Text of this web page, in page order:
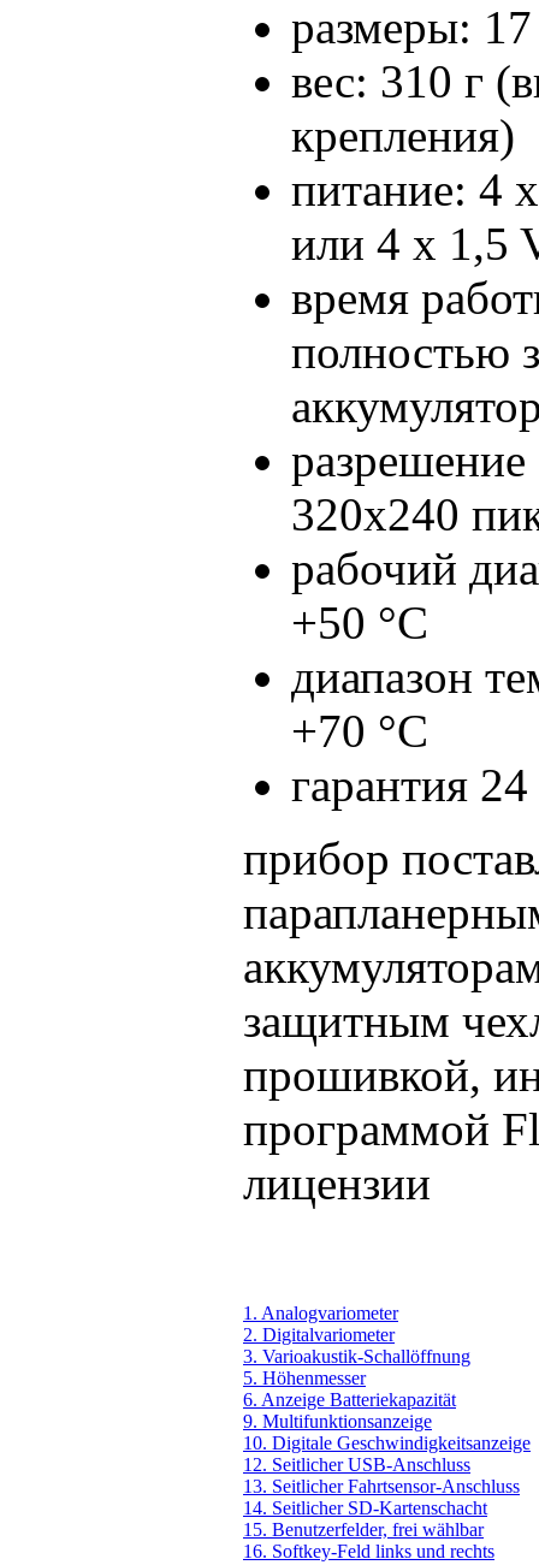
размеры:
вес: 310 г
крепления)
питание: 4
или 4 x 1,5
время
полностью
разрешение
320x240
рабочий
+50 °C
диапазон
+70 °C
гарантия
прибор
защитным
прошивкой,
программой
лицензии
1. Analogvariometer
2. Digitalvariometer
3. Varioakustik-Schallöffnung
5. Höhenmesser
6. Anzeige Batteriekapazität
9. Multifunktionsanzeige
10. Digitale Geschwindigkeitsanzeige
12. Seitlicher USB-Anschluss
13. Seitlicher Fahrtsensor-Anschluss
14. Seitlicher SD-Kartenschacht
15. Benutzerfelder, frei wählbar
16. Softkey-Feld links und rechts